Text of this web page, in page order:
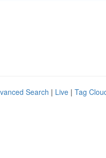
Search | Live | Tag